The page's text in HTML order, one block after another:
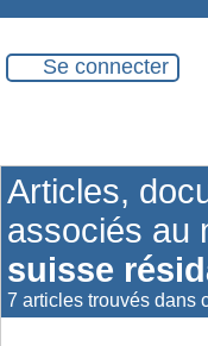
Se connecter
Articles,
associés au
suisse
7 articles trouvés dans